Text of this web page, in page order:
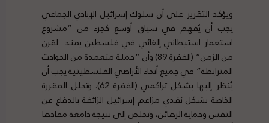
ويؤكد التقرير على أن سلوك إسرائيل الإبادي الجماعي
يجب أن يُفهم في سياق أوسع كجزء من “مشروع
استعمار استيطاني إلغائي في فلسطين يمتد لقرن
من الزمن” (الفقرة 89) وأن “حملة متعمدة من الحوادث
المترابطة” في جميع أنحاء الأراضي الفلسطينية يجب أن
يُنظر إليها بشكل تراكمي (الفقرة 62). وتحلل المقررة
الخاصة بشكل نقدي مزاعم إسرائيل الزائفة بالدفاع عن
النفس وحماية الرهائن، وتخلص إلى نتيجة دامغة مفادها